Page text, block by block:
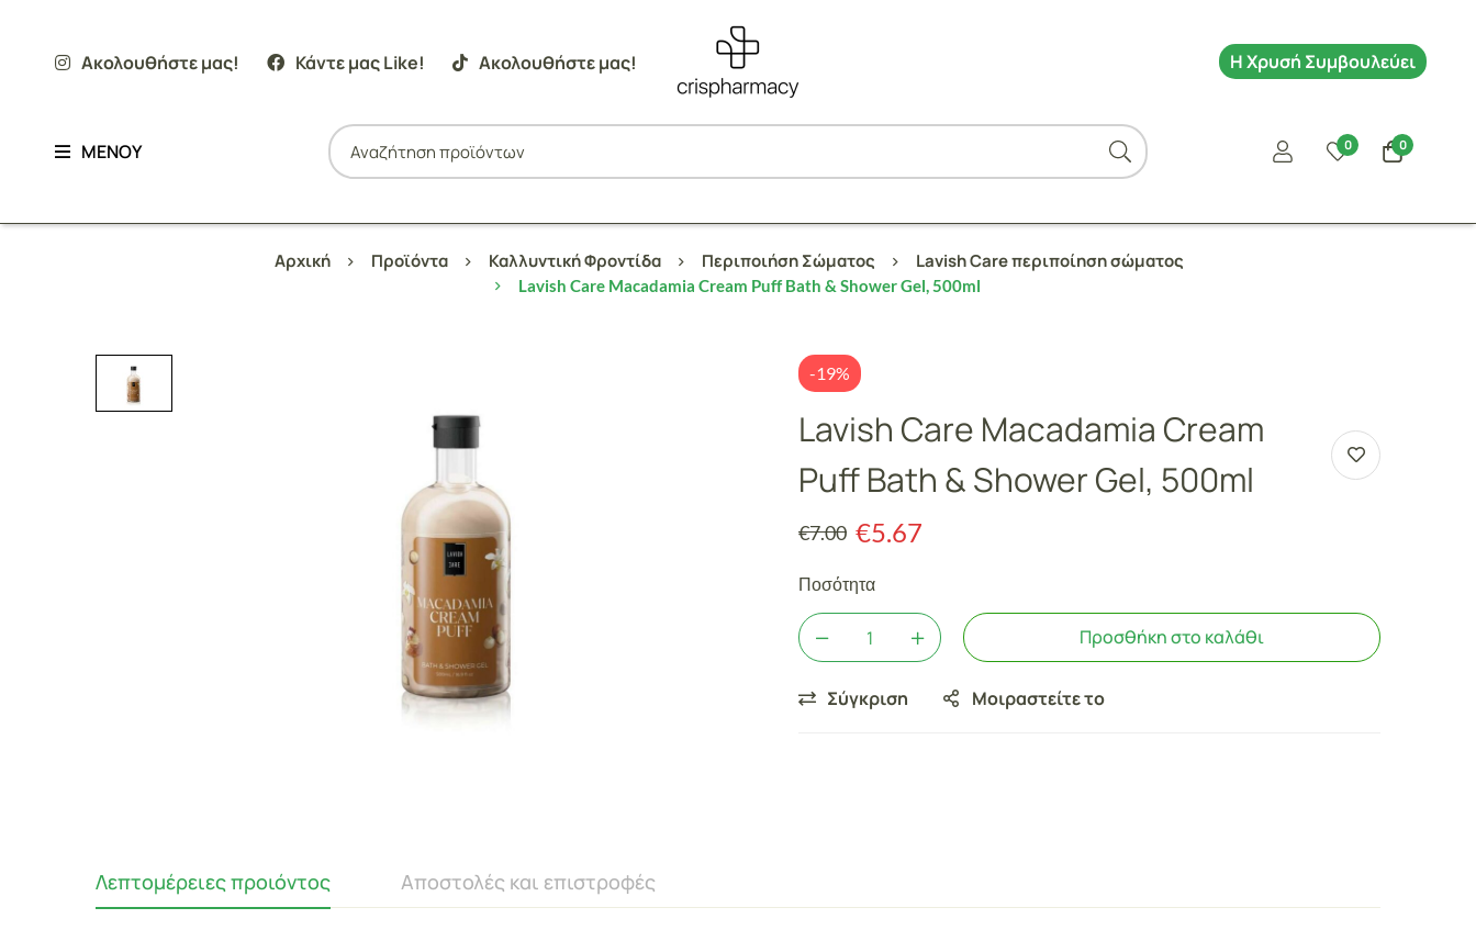
ΜΕΝΟΥ 0 0
Ακολουθήστε μας! Κάντε μας Like! Ακολουθήστε μας! Η Χρυσή Συμβουλεύει
Αρχική Προϊόντα Καλλυντική Φροντίδα Περιποιήση Σώματος Lavish Care περιποίηση σώματος
Lavish Care Macadamia Cream Puff Bath & Shower Gel, 500ml
-19%
Lavish Care Macadamia Cream
Puff Bath & Shower Gel, 500ml
€7.00 €5.67
Ποσότητα
Προσθήκη στο καλάθι
Σύγκριση Μοιραστείτε το
Λεπτομέρειες προιόντος Αποστολές και επιστροφές